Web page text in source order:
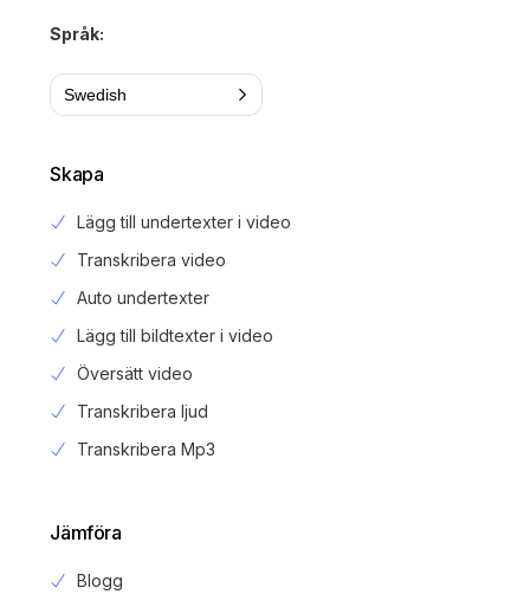
Språk:
Swedish
Skapa
Lägg till undertexter i video
Transkribera video
Auto undertexter
Lägg till bildtexter i video
Översätt video
Transkribera ljud
Transkribera Mp3
Jämföra
Blogg